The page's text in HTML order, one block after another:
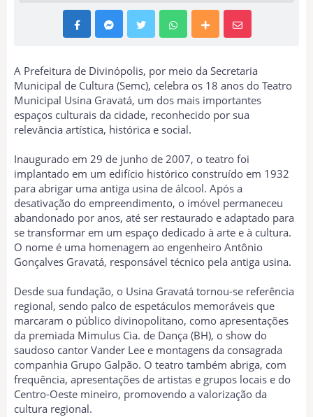
A Prefeitura de Divinópolis, por meio da Secretaria
Municipal de Cultura (Semc), celebra os 18 anos do Teatro
Municipal Usina Gravatá, um dos mais importantes
espaços culturais da cidade, reconhecido por sua
relevância artística, histórica e social.
Inaugurado em 29 de junho de 2007, o teatro foi
implantado em um edifício histórico construído em 1932
para abrigar uma antiga usina de álcool. Após a
desativação do empreendimento, o imóvel permaneceu
abandonado por anos, até ser restaurado e adaptado para
se transformar em um espaço dedicado à arte e à cultura.
O nome é uma homenagem ao engenheiro Antônio
Gonçalves Gravatá, responsável técnico pela antiga usina.
Desde sua fundação, o Usina Gravatá tornou-se referência
regional, sendo palco de espetáculos memoráveis que
marcaram o público divinopolitano, como apresentações
da premiada Mimulus Cia. de Dança (BH), o show do
saudoso cantor Vander Lee e montagens da consagrada
companhia Grupo Galpão. O teatro também abriga, com
frequência, apresentações de artistas e grupos locais e do
Centro-Oeste mineiro, promovendo a valorização da
cultura regional.